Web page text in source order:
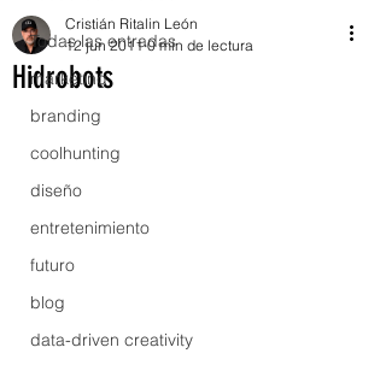
Todas las entradas
marketing
branding
coolhunting
diseño
entretenimiento
futuro
blog
data-driven creativity
Hidrobots
Cristián Ritalin León
12 jun 2011 0 min de lectura